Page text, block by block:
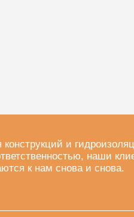
и
наши
к нам снова и снова.